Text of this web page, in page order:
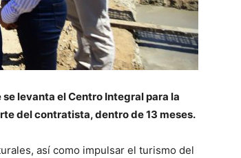
levanta el Centro Integral para la
del contratista, dentro de 13 meses.
así como impulsar el turismo del